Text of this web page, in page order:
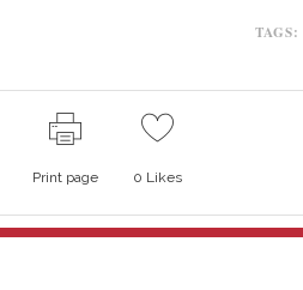
TAGS:
Print page 0 Likes